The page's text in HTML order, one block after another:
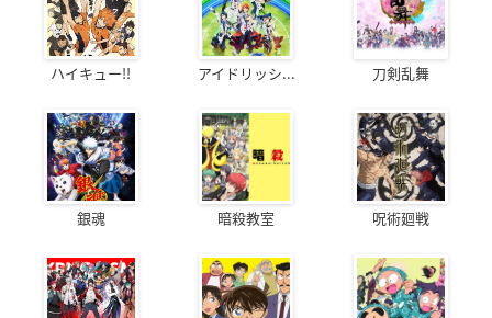
ハイキュー!! アイドリッシ... 刀剣乱舞
銀魂 暗殺教室 呪術廻戦